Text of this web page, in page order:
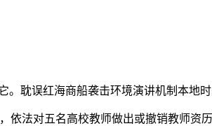
误红海商船袭击环境演讲机制本地时
对五名高校教师做出或撤销教师资